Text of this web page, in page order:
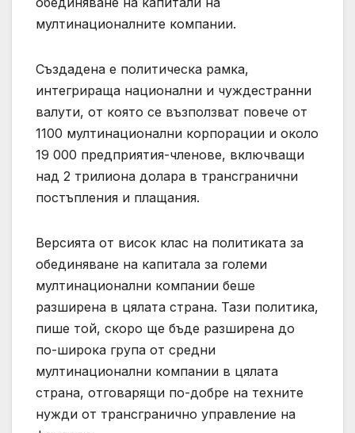
мултинационалните компании.
Създадена е политическа рамка,
интегрираща национални и чуждестранни
валути, от която се възползват повече от
1100 мултинационални корпорации и около
19 000 предприятия-членове, включващи
над 2 трилиона долара в трансгранични
постъпления и плащания.
Версията от висок клас на политиката за
обединяване на капитала за големи
мултинационални компании беше
разширена в цялата страна. Тази политика,
пише той, скоро ще бъде разширена до
по-широка група от средни
мултинационални компании в цялата
страна, отговарящи по-добре на техните
нужди от трансгранично управление на